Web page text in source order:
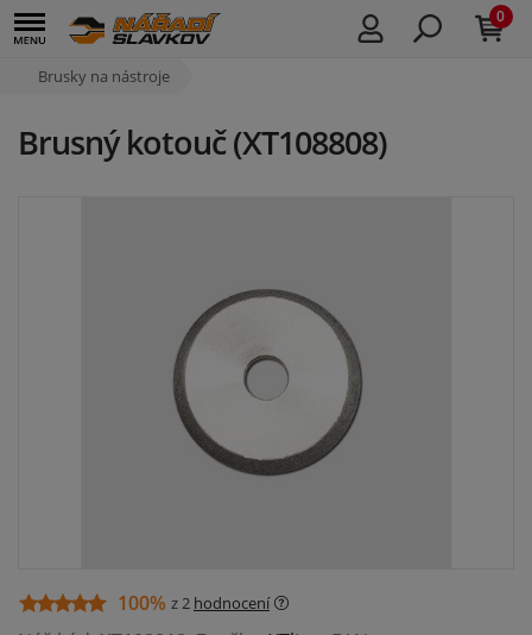
0
Brusky na nástroje
Brusný kotouč (XT108808)
100% z 2 hodnocení